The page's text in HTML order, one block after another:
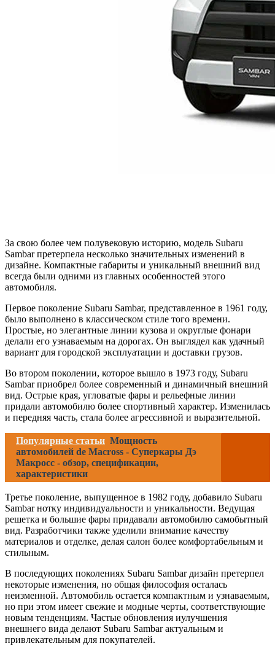
За свою более чем полувековую историю, модель Subaru
Sambar претерпела несколько значительных изменений в
дизайне. Компактные габариты и уникальный внешний вид
всегда были одними из главных особенностей этого
автомобиля.
Первое поколение Subaru Sambar, представленное в 1961 году,
было выполнено в классическом стиле того времени.
Простые, но элегантные линии кузова и округлые фонари
делали его узнаваемым на дорогах. Он выглядел как удачный
вариант для городской эксплуатации и доставки грузов.
Во втором поколении, которое вышло в 1973 году, Subaru
Sambar приобрел более современный и динамичный внешний
вид. Острые края, угловатые фары и рельефные линии
придали автомобилю более спортивный характер. Изменилась
и передняя часть, стала более агрессивной и выразительной.
Популярные статьи Мощность
автомобилей de Macross - Суперкары Дэ
Макросс - обзор, спецификации,
характеристики
Третье поколение, выпущенное в 1982 году, добавило Subaru
Sambar нотку индивидуальности и уникальности. Ведущая
решетка и большие фары придавали автомобилю самобытный
вид. Разработчики также уделили внимание качеству
материалов и отделке, делая салон более комфортабельным и
стильным.
В последующих поколениях Subaru Sambar дизайн претерпел
некоторые изменения, но общая философия осталась
неизменной. Автомобиль остается компактным и узнаваемым,
но при этом имеет свежие и модные черты, соответствующие
новым тенденциям. Частые обновления иулучшения
внешнего вида делают Subaru Sambar актуальным и
привлекательным для покупателей.